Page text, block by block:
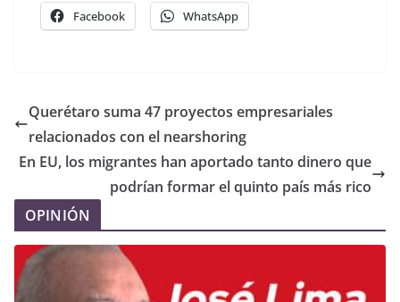
Facebook WhatsApp
Querétaro suma 47 proyectos empresariales
relacionados con el nearshoring
En EU, los migrantes han aportado tanto dinero que
podrían formar el quinto país más rico
OPINIÓN